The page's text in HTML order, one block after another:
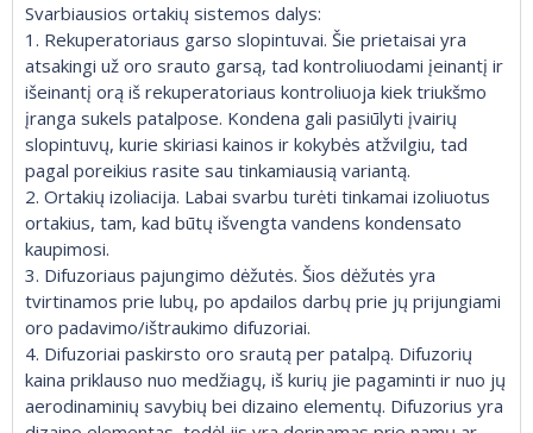
Svarbiausios ortakių sistemos dalys:
1. Rekuperatoriaus garso slopintuvai. Šie prietaisai yra
atsakingi už oro srauto garsą, tad kontroliuodami įeinantį ir
išeinantį orą iš rekuperatoriaus kontroliuoja kiek triukšmo
įranga sukels patalpose. Kondena gali pasiūlyti įvairių
slopintuvų, kurie skiriasi kainos ir kokybės atžvilgiu, tad
pagal poreikius rasite sau tinkamiausią variantą.
2. Ortakių izoliacija. Labai svarbu turėti tinkamai izoliuotus
ortakius, tam, kad būtų išvengta vandens kondensato
kaupimosi.
3. Difuzoriaus pajungimo dėžutės. Šios dėžutės yra
tvirtinamos prie lubų, po apdailos darbų prie jų prijungiami
oro padavimo/ištraukimo difuzoriai.
4. Difuzoriai paskirsto oro srautą per patalpą. Difuzorių
kaina priklauso nuo medžiagų, iš kurių jie pagaminti ir nuo jų
aerodinaminių savybių bei dizaino elementų. Difuzorius yra